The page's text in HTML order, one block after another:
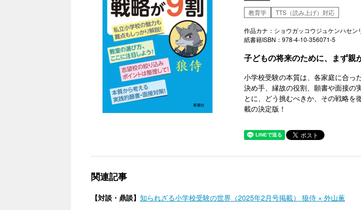
教育学
TTS（読み上げ）対応
作品カナ：ショウガッコウジュケンハセン
紙書籍ISBN：978-4-10-356071-5
子どもの将来のために、まず親
小学校受験の本質は、各家庭に合っ
決め手、縁故の役割、願書や面接の
とに、どう挑むべきか、その戦略を
載の決定版！
関連記事
【対談・鼎談】 知られざる小学校受験の世界（2025年2月号掲載） 狼侍 × 外山薫